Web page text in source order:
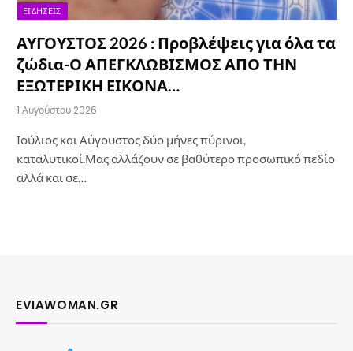
ΕΙΔΉΣΕΙΣ
ΑΥΓΟΥΣΤΟΣ 2026 : Προβλέψεις για όλα τα
ζώδια-Ο ΑΠΕΓΚΛΩΒΙΣΜΟΣ ΑΠΟ ΤΗΝ
ΕΞΩΤΕΡΙΚΗ ΕΙΚΟΝΑ…
1 Αυγούστου 2026
Ιούλιος και Αύγουστος δύο μήνες πύρινοι,
καταλυτικοί.Μας αλλάζουν σε βαθύτερο προσωπικό πεδίο
αλλά και σε…
EVIAWOMAN.GR